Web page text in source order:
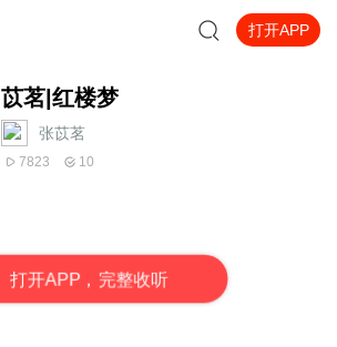
打开APP
苡茗|红楼梦
张苡茗
7823 10
打开APP，完整收听